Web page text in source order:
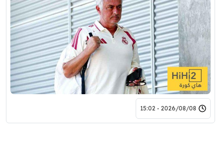
2026/08/08 - 15:02